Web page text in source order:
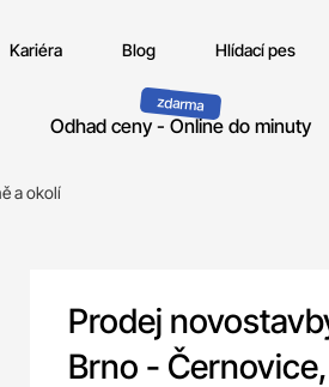
Kariéra Blog Hlídací pes
Odhad ceny - Online do minuty
a okolí
Prodej
Brno -